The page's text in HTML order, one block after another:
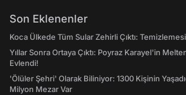
Son Eklenenler
Koca Ülkede Tüm Sular Zehirli Çıktı:
Yıllar Sonra Ortaya Çıktı: Poyraz Karayel'in
Evlendi!
'Ölüler Şehri' Olarak Biliniyor: 1300 Kişinin
Milyon Mezar Var